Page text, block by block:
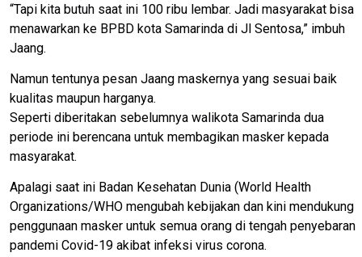
“Tapi kita butuh saat ini 100 ribu lembar. Jadi masyarakat bisa
menawarkan ke BPBD kota Samarinda di Jl Sentosa,” imbuh
Jaang.
Namun tentunya pesan Jaang maskernya yang sesuai baik
kualitas maupun harganya.
Seperti diberitakan sebelumnya walikota Samarinda dua
periode ini berencana untuk membagikan masker kepada
masyarakat.
Apalagi saat ini Badan Kesehatan Dunia (World Health
Organizations/WHO mengubah kebijakan dan kini mendukung
penggunaan masker untuk semua orang di tengah penyebaran
pandemi Covid-19 akibat infeksi virus corona.